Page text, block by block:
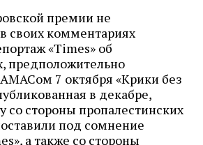
премии не
своих комментариях
«Times» об
предположительно
7 октября «Крики без
в декабре,
со стороны пропалестинских
под сомнение
а также со стороны